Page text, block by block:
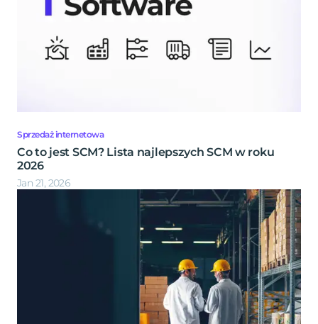
Sprzedaż internetowa
Co to jest SCM? Lista najlepszych SCM w roku
2026
Jan 21, 2026